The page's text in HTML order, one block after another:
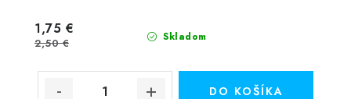
Skladom
1,75 €
2,50 €
DO KOŠÍKA